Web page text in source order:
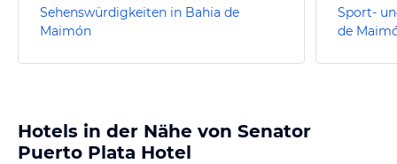
Sehenswürdigkeiten in Bahia de
Maimón
Sport-
de
Hotels in der Nähe von Senator
Puerto Plata Hotel